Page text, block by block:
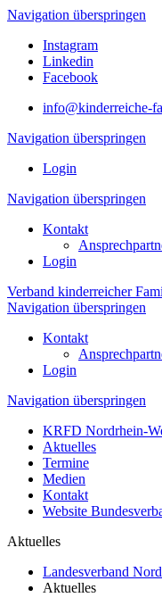
Navigation überspringen
Instagram
Linkedin
Facebook
info@kinderreiche-
Navigation überspringen
Login
Navigation überspringen
Kontakt
Login
Verband kinderreicher
Navigation überspringen
Kontakt
Login
Navigation überspringen
KRFD Nordrhein-
Aktuelles
Termine
Medien
Kontakt
Website
Aktuelles
Landesverband
Aktuelles